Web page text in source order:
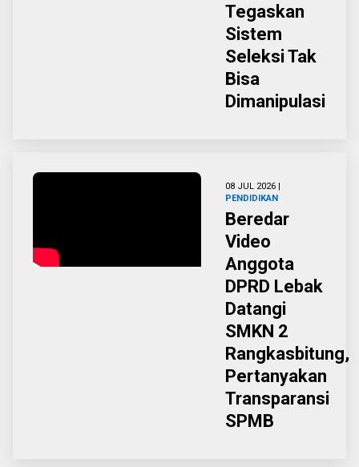
Tegaskan
Sistem
Seleksi Tak
Bisa
Dimanipulasi
08 JUL 2026 |
PENDIDIKAN
Beredar
Video
Anggota
DPRD Lebak
Datangi
SMKN 2
Rangkasbitung,
Pertanyakan
Transparansi
SPMB